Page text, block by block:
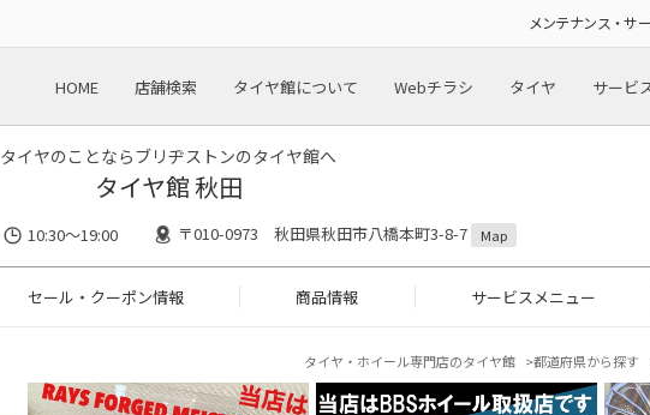
メンテナンス・サ
HOME 店舗検索 タイヤ館について Webチラシ タイヤ サービ
タイヤのことならブリヂストンのタイヤ館へ
タイヤ館 秋田
10:30～19:00 〒010-0973 秋田県秋田市八橋本町3-8-7 Map
セール・クーポン情報 商品情報 サービスメニュー
タイヤ・ホイール専門店のタイヤ館 都道府県から探す